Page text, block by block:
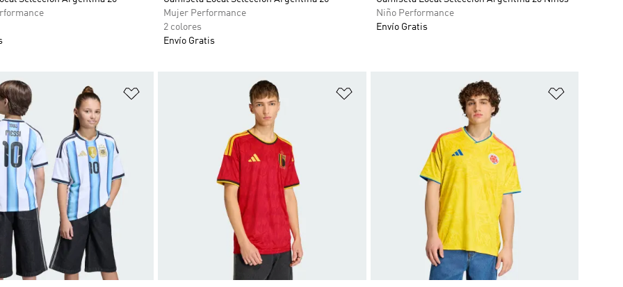
Mujer Performance
2 colores
Envío Gratis
Niño Performance
Envío Gratis
de deseos Añadir a la lista de deseos Añadir a la lista de deseos